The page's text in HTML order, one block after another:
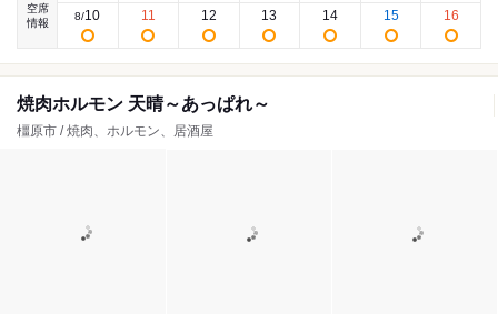
空席
情報
8/10 11 12 13 14 15 16
焼肉ホルモン 天晴～あっぱれ～
橿原市 / 焼肉、ホルモン、居酒屋